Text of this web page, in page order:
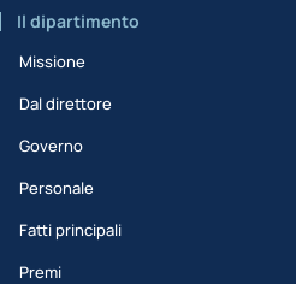
Il dipartimento
Missione
Dal direttore
Governo
Personale
Fatti principali
Premi